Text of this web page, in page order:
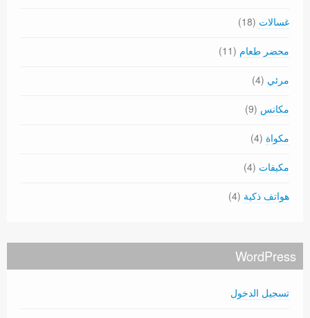
غسالات (18)
محضر طعام (11)
مرئي (4)
مكانس (9)
مكواة (4)
مكيفات (4)
هواتف ذكية (4)
WordPress
تسجيل الدخول